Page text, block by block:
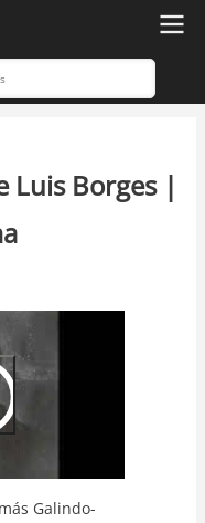
Luis Borges |
Galindo-